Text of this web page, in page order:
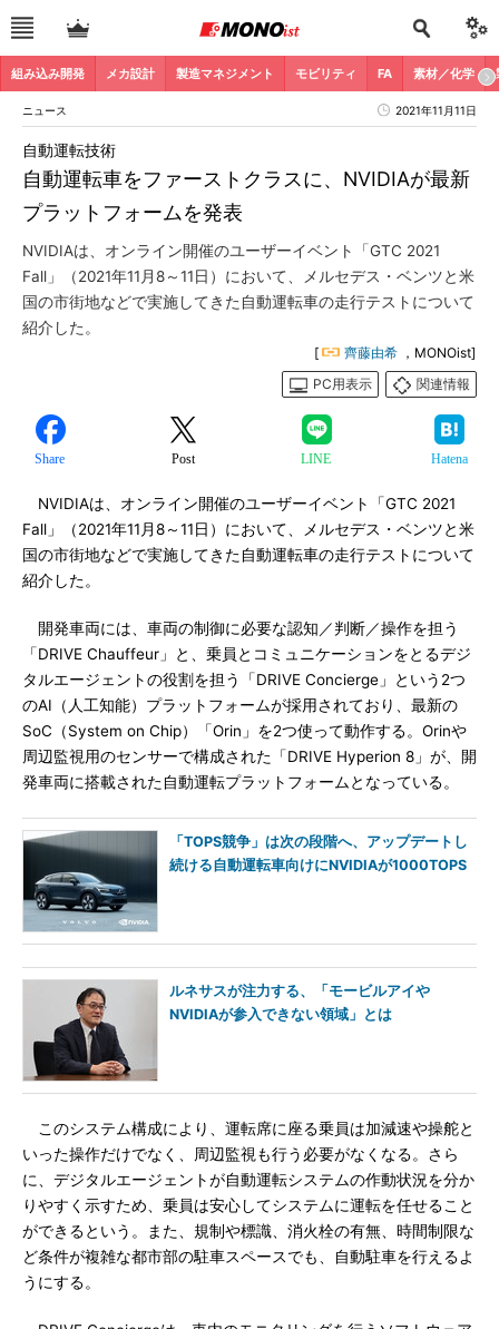
組み込み開発 メカ設計 製造マネジメント モビリティ FA 素材／化学
ニュース 2021年11月11日
自動運転車をファーストクラスに、NVIDIAが最新
プラットフォームを発表
自動運転技術
NVIDIAは、オンライン開催のユーザーイベント「GTC 2021
Fall」（2021年11月8～11日）において、メルセデス・ベンツと米
国の市街地などで実施してきた自動運転車の走行テストについて
紹介した。
[ 齊藤由希 ，MONOist]
PC用表示
関連情報
Share Post LINE Hatena
NVIDIAは、オンライン開催のユーザーイベント「GTC 2021
Fall」（2021年11月8～11日）において、メルセデス・ベンツと米
国の市街地などで実施してきた自動運転車の走行テストについて
紹介した。
開発車両には、車両の制御に必要な認知／判断／操作を担う
「DRIVE Chauffeur」と、乗員とコミュニケーションをとるデジ
タルエージェントの役割を担う「DRIVE Concierge」という2つ
のAI（人工知能）プラットフォームが採用されており、最新の
SoC（System on Chip）「Orin」を2つ使って動作する。Orinや
周辺監視用のセンサーで構成された「DRIVE Hyperion 8」が、開
発車両に搭載された自動運転プラットフォームとなっている。
「TOPS競争」は次の段階へ、アップデートし
続ける自動運転車向けにNVIDIAが1000TOPS
ルネサスが注力する、「モービルアイや
NVIDIAが参入できない領域」とは
このシステム構成により、運転席に座る乗員は加減速や操舵と
いった操作だけでなく、周辺監視も行う必要がなくなる。さら
に、デジタルエージェントが自動運転システムの作動状況を分か
りやすく示すため、乗員は安心してシステムに運転を任せること
ができるという。また、規制や標識、消火栓の有無、時間制限な
ど条件が複雑な都市部の駐車スペースでも、自動駐車を行えるよ
うにする。